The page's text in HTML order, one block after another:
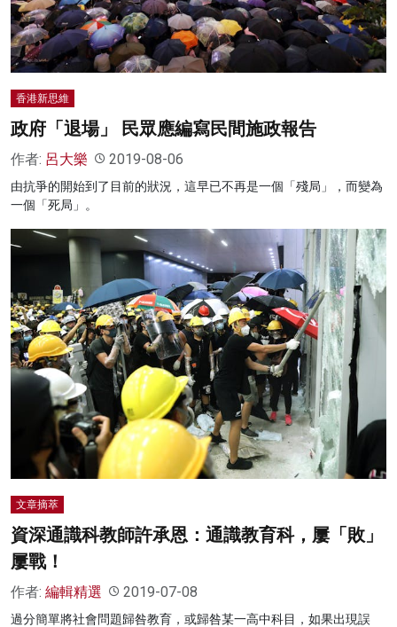
名家榜
灼見活動
香港新思維
政府「退場」 民眾應編寫民間施政報告
作者: 呂大樂 2019-08-06
由抗爭的開始到了目前的狀況，這早已不再是一個「殘局」，而變為
一個「死局」。
文章摘萃
資深通識科教師許承恩：通識教育科，屢「敗」
屢戰！
作者: 編輯精選 2019-07-08
過分簡單將社會問題歸咎教育，或歸咎某一高中科目，如果出現誤